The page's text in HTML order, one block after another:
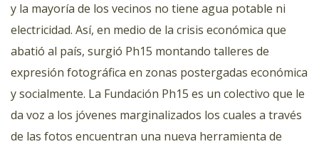
y la mayoría de los vecinos no tiene agua potable ni
electricidad. Así, en medio de la crisis económica que
abatió al país, surgió Ph15 montando talleres de
expresión fotográfica en zonas postergadas económica
y socialmente. La Fundación Ph15 es un colectivo que le
da voz a los jóvenes marginalizados los cuales a través
de las fotos encuentran una nueva herramienta de